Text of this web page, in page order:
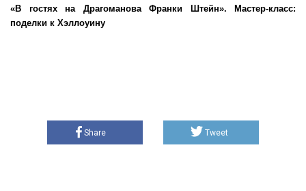
«В гостях на Драгоманова Франки Штейн».
Мастер-класс:
поделки к Хэллоуину
Share Tweet